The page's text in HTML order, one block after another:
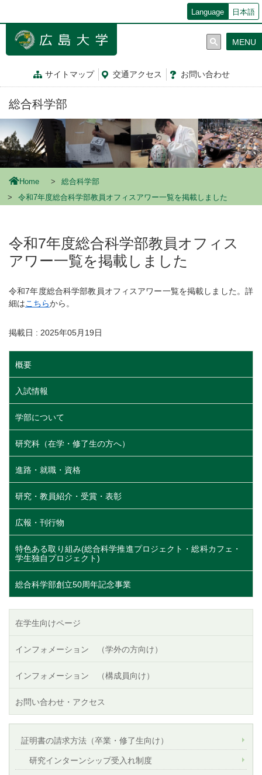
ン
Language 日本語
サイトマップ 交通アクセス お問い合わせ
MENU
総合科学部
Home
総合科学部
令和7年度総合科学部教員オフィスアワー一覧を掲載しました
令和7年度総合科学部教員オフィス
アワー一覧を掲載しました
令和7年度総合科学部教員オフィスアワー一覧を掲載しました。詳
細はこちらから。
掲載日 : 2025年05月19日
概要
入試情報
学部について
研究科（在学・修了生の方へ）
進路・就職・資格
研究・教員紹介・受賞・表彰
広報・刊行物
特色ある取り組み(総合科学推進プロジェクト・総科カフェ・
学生独自プロジェクト)
総合科学部創立50周年記念事業
在学生向けページ
インフォメーション （学外の方向け）
インフォメーション （構成員向け）
お問い合わせ・アクセス
証明書の請求方法（卒業・修了生向け）
研究インターンシップ受入れ制度